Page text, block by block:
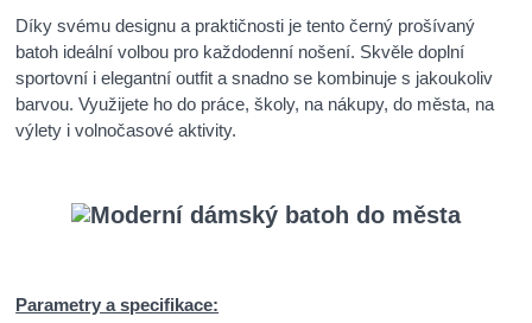
Díky svému designu a praktičnosti je tento černý prošívaný
batoh ideální volbou pro každodenní nošení. Skvěle doplní
sportovní i elegantní outfit a snadno se kombinuje s jakoukoliv
barvou. Využijete ho do práce, školy, na nákupy, do města, na
výlety i volnočasové aktivity.
Parametry a specifikace: